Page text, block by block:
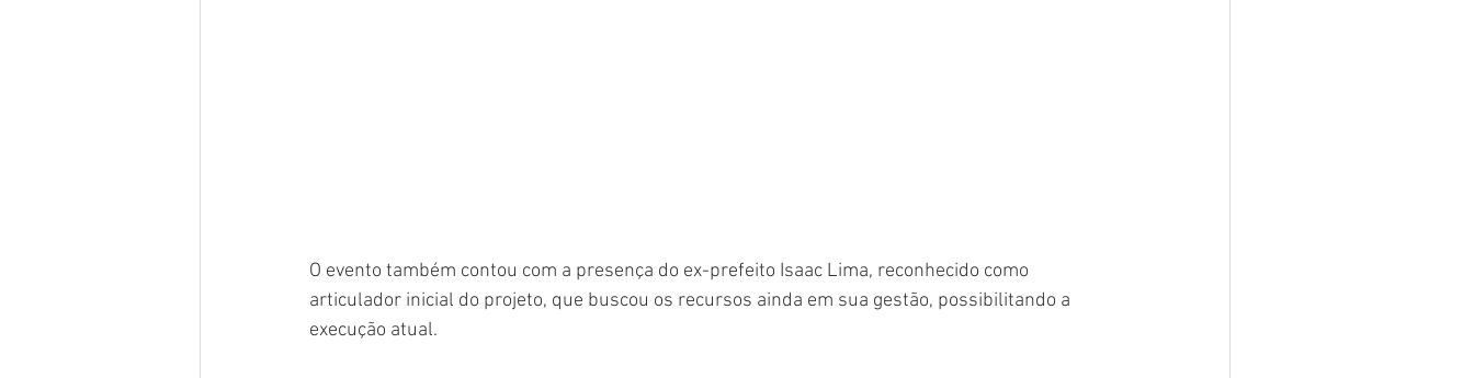
O evento também contou com a presença do ex-prefeito Isaac Lima, reconhecido como
articulador inicial do projeto, que buscou os recursos ainda em sua gestão, possibilitando a
execução atual.